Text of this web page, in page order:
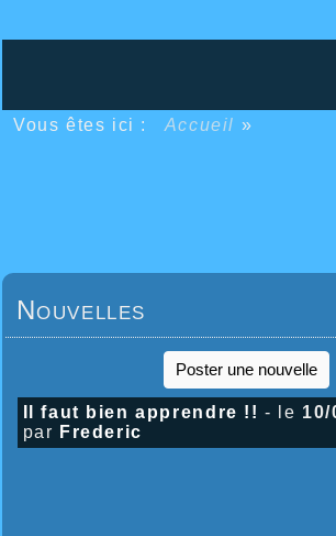
Vous êtes ici : Accueil »
Nouvelles
Poster une nouvelle
Il faut bien apprendre !! - le 10/
par Frederic